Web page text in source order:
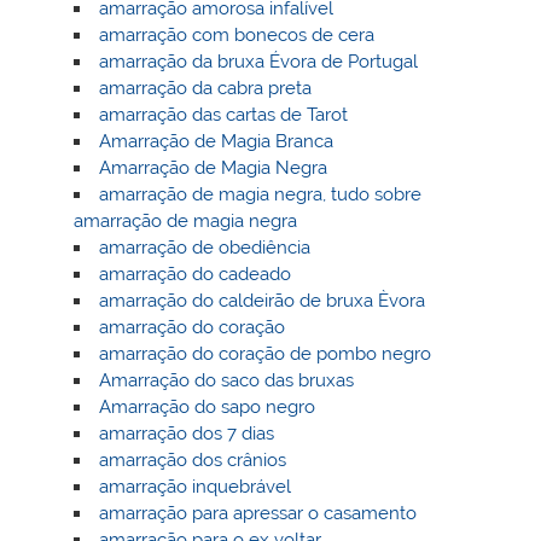
amarração amorosa infalível
amarração com bonecos de cera
amarração da bruxa Évora de Portugal
amarração da cabra preta
amarração das cartas de Tarot
Amarração de Magia Branca
Amarração de Magia Negra
amarração de magia negra, tudo sobre
amarração de magia negra
amarração de obediência
amarração do cadeado
amarração do caldeirão de bruxa Èvora
amarração do coração
amarração do coração de pombo negro
Amarração do saco das bruxas
Amarração do sapo negro
amarração dos 7 dias
amarração dos crânios
amarração inquebrável
amarração para apressar o casamento